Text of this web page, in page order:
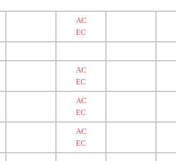
AC
EC
AC
EC
AC
EC
AC
EC